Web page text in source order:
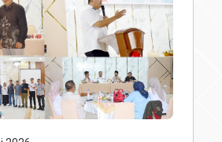
Teknis (UPT)
Infografis
Download
Penghargaan